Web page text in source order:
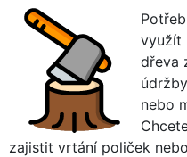
využít
dřeva
nebo
zajistit vrtání poliček